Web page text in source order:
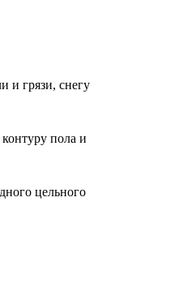
и грязи, снегу
пола и
цельного